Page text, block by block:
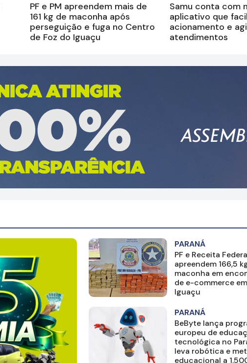
PF e PM apreendem mais de
161 kg de maconha após
perseguição e fuga no Centro
de Foz do Iguaçu
Samu conta com
aplicativo que
acionamento e
atendimentos
PARANÁ
PF e Receita
apreendem 166,5
maconha em
de e-commerce
Iguaçu
PARANÁ
BeByte lança
europeu de
tecnológica no
leva robótica e
educacional a